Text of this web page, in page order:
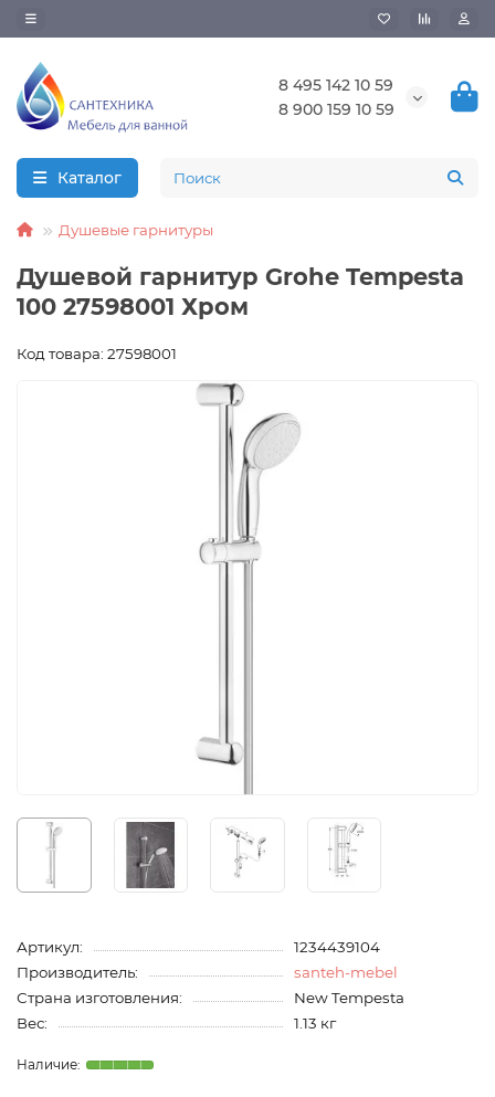
8 495 142 10 59
8 900 159 10 59
Каталог
Душевые гарнитуры
Душевой гарнитур Grohe Tempesta
100 27598001 Хром
Код товара: 27598001
Артикул:
1234439104
Производитель:
santeh-mebel
Страна изготовления:
New Tempesta
Вес:
1.13 кг